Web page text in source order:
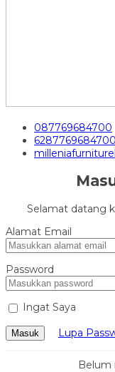
087769684700
6287769684700
Selamat datang
Alamat Email
Password
Ingat Saya
Masuk Lupa
Belum